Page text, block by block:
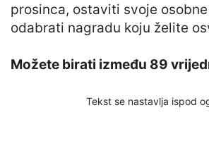
prosinca, ostaviti svoje
odabrati nagradu koju želite
Možete birati između 89
Tekst se nastavlja ispod